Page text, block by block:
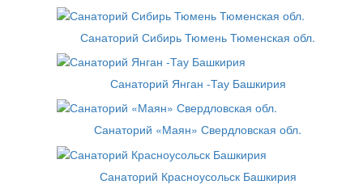
Санаторий Сибирь Тюмень Тюменская обл.
Санаторий Янган -Тау Башкирия
Санаторий «Маян» Свердловская обл.
Санаторий Красноусольск Башкирия